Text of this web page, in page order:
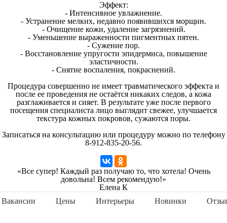
Эффект:
- Интенсивное увлажнение.
- Устранение мелких, недавно появившихся морщин.
- Очищение кожи, удаление загрязнений.
- Уменьшение выраженности пигментных пятен.
- Сужение пор.
- Восстановление упругости эпидермиса, повышение
эластичности.
- Снятие воспаления, покраснений.
Процедура совершенно не имеет травматического эффекта и
после ее проведения не остаётся никаких следов, а кожа
разглаживается и сияет. В результате уже после первого
посещения специалиста лицо выглядит свежее, улучшается
текстура кожных покровов, сужаются поры.
Записаться на консультацию или процедуру можно по телефону
8-912-835-20-56.
«Все супер! Каждый раз получаю то, что хотела! Очень
довольна! Всем рекомендую!»
Елена К
Вакансии
Цены Интерьеры Новинки